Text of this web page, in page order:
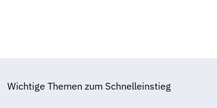
Wichtige Themen zum Schnelleinstieg